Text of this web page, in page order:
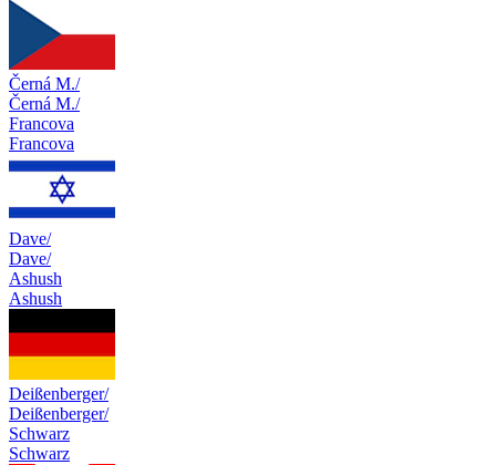
Černá M./
Černá M./
Francova
Francova
Dave/
Dave/
Ashush
Ashush
Deißenberger/
Deißenberger/
Schwarz
Schwarz